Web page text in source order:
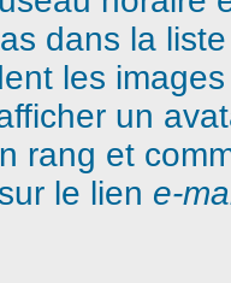
dans la
les
un
rang et
le lien e-